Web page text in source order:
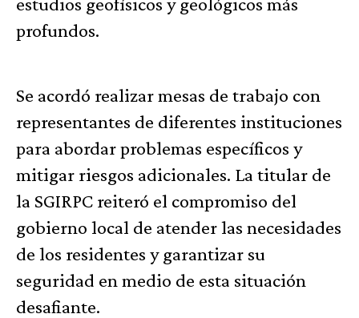
profundos.
Se acordó realizar mesas de trabajo con
representantes de diferentes instituciones
para abordar problemas específicos y
mitigar riesgos adicionales. La titular de
la SGIRPC reiteró el compromiso del
gobierno local de atender las necesidades
de los residentes y garantizar su
seguridad en medio de esta situación
desafiante.